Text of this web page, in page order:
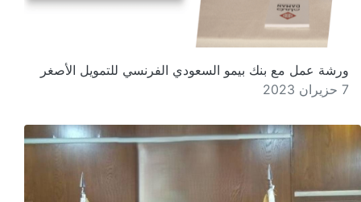
ورشة عمل مع بنك بيمو السعودي الفرنسي للتمويل الأصغر
7 حزيران 2023